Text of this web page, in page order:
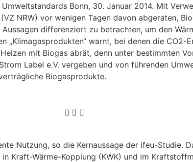
Bonn, 30. Januar 2014. Mit
NRW) vor wenigen Tagen davon abgeraten,
differenziert zu betrachten, um den
„Klimagasprodukten“ warnt, bei denen die CO2-
mit Biogas abrät, denn unter bestimmten
Label e.V. vergeben und von führenden
Biogasprodukte.
Nutzung, so die Kernaussage der ifeu-Studie.
Kraft-Wärme-Kopplung (KWK) und im